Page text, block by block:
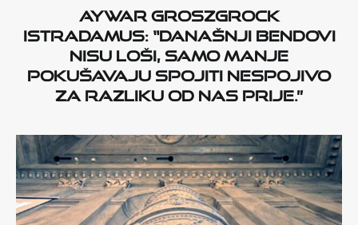
Aywar Groszgrock
Istradamus: “Današnji bendovi
nisu loši, samo manje
pokušavaju spojiti nespojivo
za razliku od nas prije.”